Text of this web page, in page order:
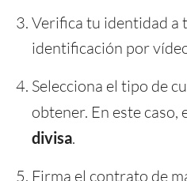
Verifica tu identidad a
identificación por
Selecciona el tipo de
obtener. En este caso,
divisa.
Firma el contrato de